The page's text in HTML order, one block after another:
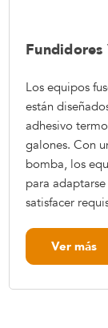
Los equipos
están
adhesivo
galones. Con
bomba, los
para
satisfacer
Ver más